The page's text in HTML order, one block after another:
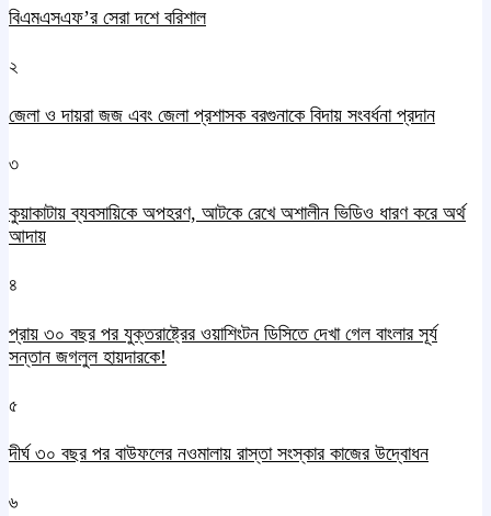
বিএমএসএফ’র সেরা দশে বরিশাল
২
জেলা ও দায়রা জজ এবং জেলা প্রশাসক বরগুনাকে বিদায় সংবর্ধনা প্রদান
৩
কুয়াকাটায় ব্যবসায়িকে অপহরণ, আটকে রেখে অশালীন ভিডিও ধারণ করে অর্থ
আদায়
৪
প্রায় ৩০ বছর পর যুক্তরাষ্ট্রের ওয়াশিংটন ডিসিতে দেখা গেল বাংলার সূর্য
সন্তান জগলুল হায়দারকে!
৫
দীর্ঘ ৩০ বছর পর বাউফলের নওমালায় রাস্তা সংস্কার কাজের উদ্বোধন
৬